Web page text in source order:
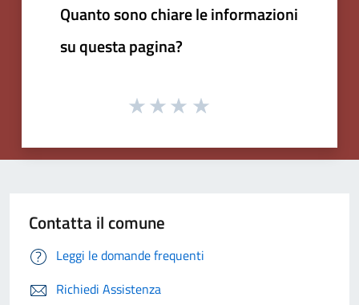
Quanto sono chiare le informazioni
su questa pagina?
Contatta il comune
Leggi le domande frequenti
Richiedi Assistenza